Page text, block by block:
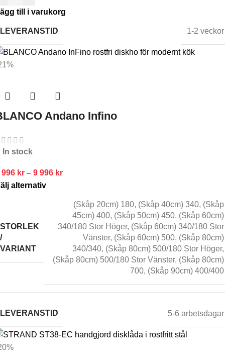
till i varukorg
LEVERANSTID 1-2 veckor
Andano Infino
In stock
996 kr – 9 996 kr
alternativ
STORLEK
/
VARIANT
(Skåp 20cm) 180, (Skåp 40cm) 340, (Skåp
45cm) 400, (Skåp 50cm) 450, (Skåp 60cm)
340/180 Stor Höger, (Skåp 60cm) 340/180 Stor
Vänster, (Skåp 60cm) 500, (Skåp 80cm)
340/340, (Skåp 80cm) 500/180 Stor Höger,
(Skåp 80cm) 500/180 Stor Vänster, (Skåp 80cm)
700, (Skåp 90cm) 400/400
LEVERANSTID 5-6 arbetsdagar